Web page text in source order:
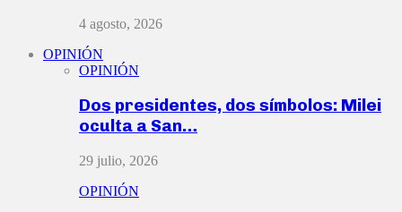
4 agosto, 2026
OPINIÓN
OPINIÓN
Dos presidentes, dos símbolos: Milei
oculta a San…
29 julio, 2026
OPINIÓN